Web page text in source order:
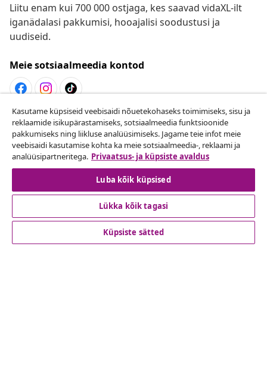
Liitu enam kui 700 000 ostjaga, kes saavad vidaXL-ilt
iganädalasi pakkumisi, hooajalisi soodustusi ja
uudiseid.
Meie sotsiaalmeedia kontod
Lepingust taganemine
Esita oma tellimuse kohta tagastamissoov.
Lepingust taganemine
Klienditeenindus
Kasutame küpsiseid veebisaidi nõuetekohaseks toimimiseks, sisu ja
reklaamide isikupärastamiseks, sotsiaalmeedia funktsioonide
pakkumiseks ning liikluse analüüsimiseks. Jagame teie infot meie
veebisaidi kasutamise kohta ka meie sotsiaalmeedia-, reklaami ja
analüüsipartneritega. Privaatsus- ja küpsiste avaldus
Luba kõik küpsised
Lükka kõik tagasi
Küpsiste sätted